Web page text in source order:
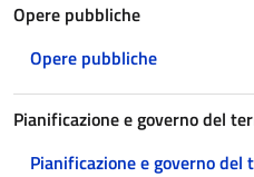
Opere pubbliche
Opere pubbliche
Pianificazione e governo del
Pianificazione e governo del